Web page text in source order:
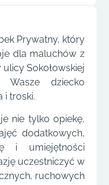
Prywatny, który
dla maluchów z
Sokołowskiej
Wasze dziecko
i troski.
nie tylko opiekę,
dodatkowych,
i umiejętności
uczestniczyć w
ruchowych